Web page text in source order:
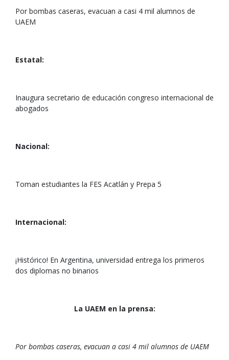
Por bombas caseras, evacuan a casi 4 mil alumnos de
UAEM
Estatal:
Inaugura secretario de educación congreso internacional de
abogados
Nacional:
Toman estudiantes la FES Acatlán y Prepa 5
Internacional:
¡Histórico! En Argentina, universidad entrega los primeros
dos diplomas no binarios
La UAEM en la prensa:
Por bombas caseras, evacuan a casi 4 mil alumnos de UAEM